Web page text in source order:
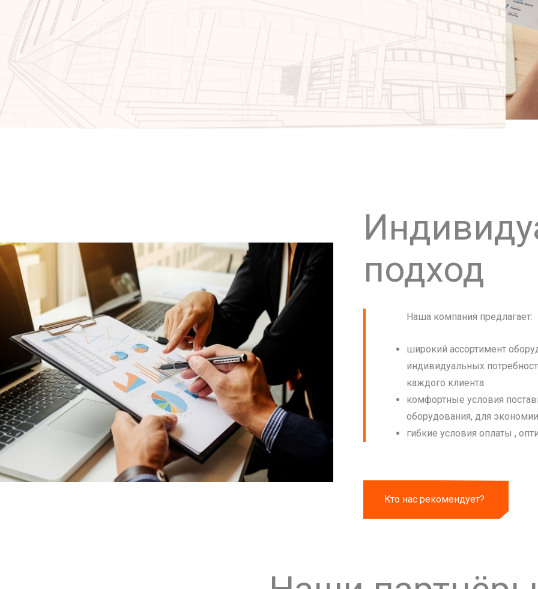
подход
Наша компания предлагает:
широкий ассортимент
индивидуальных
каждого клиента
комфортные условия
оборудования, для
гибкие условия оплаты ,
Кто нас рекомендует?